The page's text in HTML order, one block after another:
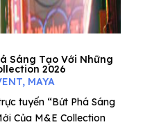
Sáng Tạo Với Những
2026
, MAYA
tuyến “Bứt Phá Sáng
Của M&E Collection